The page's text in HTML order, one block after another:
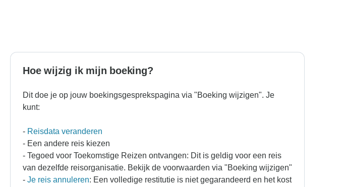
Hoe wijzig ik mijn boeking?
Dit doe je op jouw boekingsgesprekspagina via "Boeking wijzigen". Je
kunt:
- Reisdata veranderen
- Een andere reis kiezen
- Tegoed voor Toekomstige Reizen ontvangen: Dit is geldig voor een reis
van dezelfde reisorganisatie. Bekijk de voorwaarden via "Boeking wijzigen"
- Je reis annuleren: Een volledige restitutie is niet gegarandeerd en het kost